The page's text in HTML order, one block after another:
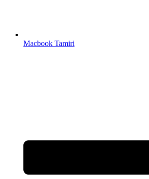
Macbook Tamiri